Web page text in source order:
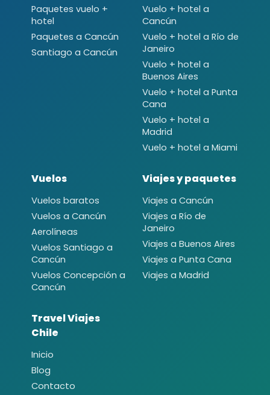
Paquetes vuelo +
hotel
Paquetes a Cancún
Santiago a Cancún
Vuelo + hotel a
Cancún
Vuelo + hotel a Río de
Janeiro
Vuelo + hotel a
Buenos Aires
Vuelo + hotel a Punta
Cana
Vuelo + hotel a
Madrid
Vuelo + hotel a Miami
Vuelos
Vuelos baratos
Vuelos a Cancún
Aerolíneas
Vuelos Santiago a
Cancún
Vuelos Concepción a
Cancún
Viajes y paquetes
Viajes a Cancún
Viajes a Río de
Janeiro
Viajes a Buenos Aires
Viajes a Punta Cana
Viajes a Madrid
Travel Viajes
Chile
Inicio
Blog
Contacto